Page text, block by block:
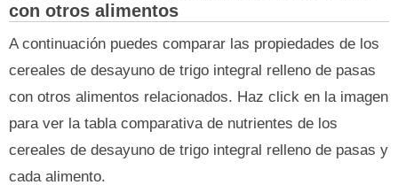
con otros alimentos
A continuación puedes comparar las propiedades de los
cereales de desayuno de trigo integral relleno de pasas
con otros alimentos relacionados. Haz click en la imagen
para ver la tabla comparativa de nutrientes de los
cereales de desayuno de trigo integral relleno de pasas y
cada alimento.